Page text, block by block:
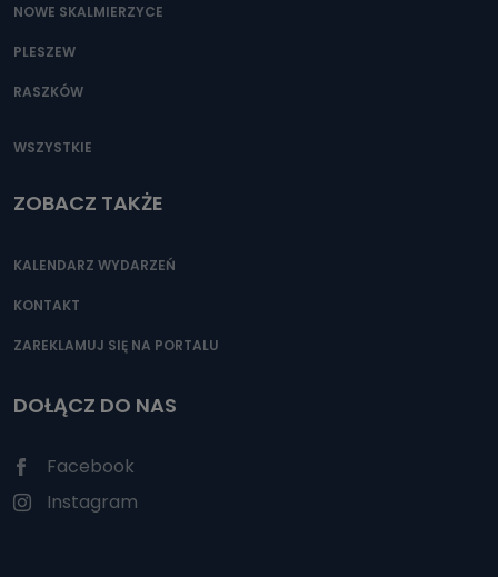
NOWE SKALMIERZYCE
PLESZEW
RASZKÓW
WSZYSTKIE
ZOBACZ TAKŻE
KALENDARZ WYDARZEŃ
KONTAKT
ZAREKLAMUJ SIĘ NA PORTALU
DOŁĄCZ DO NAS
Facebook
Instagram